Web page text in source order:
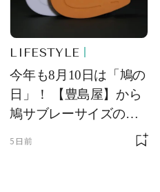
LIFESTYLE
今年も8月10日は「鳩の
日」！ 【豊島屋】から
鳩サブレーサイズのポ
ーチ「はとっこ」を限
5日前